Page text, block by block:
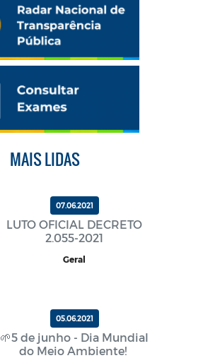
MAIS LIDAS
07.06.2021
LUTO OFICIAL DECRETO
2.055-2021
Geral
05.06.2021
🌱5 de junho - Dia Mundial
do Meio Ambiente!